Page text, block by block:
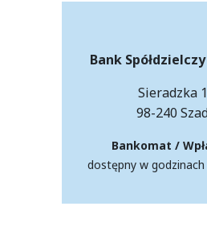
Bank
Sieradzka
98-240
Bankomat /
dostępny w godzinach